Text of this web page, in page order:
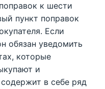
к шести
пункт поправок
Если
обязан уведомить
которые
и
в себе ряд